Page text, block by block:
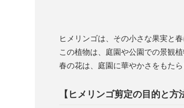
ヒメリンゴは、その小さな果実と
この植物は、庭園や公園での景観
春の花は、庭園に華やかさをもた
【ヒメリンゴ剪定の目的と方